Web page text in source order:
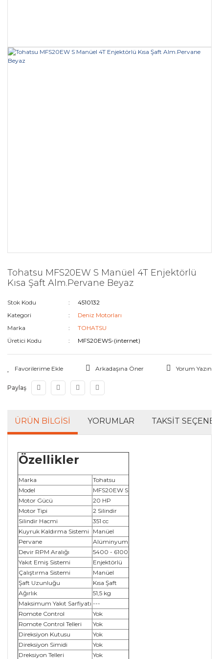
Tohatsu MFS20EW S Manüel 4T Enjektörlü
Kısa Şaft Alm.Pervane Beyaz
Stok Kodu
4510132
Kategori
Deniz Motorları
Marka
TOHATSU
Üretici Kodu
MFS20EWS-(internet)
Arkadaşına Öner Yorum Yazın
Paylaş
ÜRÜN BILGISI YORUMLAR TAKSIT
Özellikler
Marka
Tohatsu
Model
MFS20EW S
Motor Gücü
20 HP
Motor Tipi
2 Silindir
Silindir Hacmi
351 cc
Kuyruk Kaldırma Sistemi
Manüel
Pervane
Alüminyum
Devir RPM Aralığı
5400 - 6100
Yakıt Emiş Sistemi
Enjektörlü
Çalıştırma Sistemi
Manüel
Şaft Uzunluğu
Kısa Şaft
Ağırlık
51,5 kg
Maksimum Yakıt Sarfiyatı ---
Romote Control
Yok
Romote Control Telleri
Yok
Direksiyon Kutusu
Yok
Direksiyon Simidi
Yok
Dreksiyon Telleri
Yok